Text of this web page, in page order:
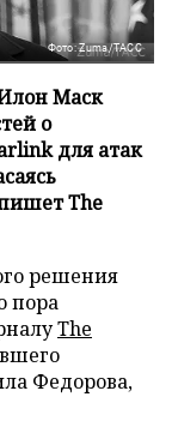
Фото: Zuma/ТАСС
Маск
о
для атак
The
решения
пора
The
Федорова,